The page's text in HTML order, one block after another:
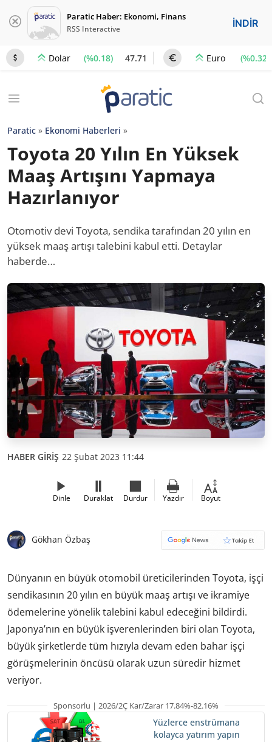
Paratic Haber: Ekonomi, Finans
RSS Interactive İNDİR
Dolar (%0.18) 47.71 Euro (%0.32)
Paratic » Ekonomi Haberleri »
Toyota 20 Yılın En Yüksek
Maaş Artışını Yapmaya
Hazırlanıyor
Otomotiv devi Toyota, sendika tarafından 20 yılın en
yüksek maaş artışı talebini kabul etti. Detaylar
haberde…
HABER GİRİŞ 22 Şubat 2023 11:44
Dinle Duraklat Durdur Yazdır Boyut
Gökhan Özbaş
Dünyanın en büyük otomobil üreticilerinden Toyota, işçi
sendikasının 20 yılın en büyük maaş artışı ve ikramiye
ödemelerine yönelik talebini kabul edeceğini bildirdi.
Japonya’nın en büyük işverenlerinden biri olan Toyota,
büyük şirketlerde tüm hızıyla devam eden bahar işçi
görüşmelerinin öncüsü olarak uzun süredir hizmet
veriyor.
Sponsorlu | 2026/2Ç Kar/Zarar 17.84%-82.16%
Yüzlerce enstrümana
kolayca yatırım yapın